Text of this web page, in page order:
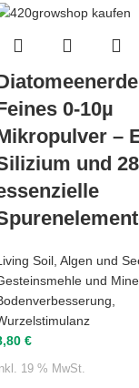
0-10µ
–
und 28
Soil Algen und
und
€
19 % MwSt.